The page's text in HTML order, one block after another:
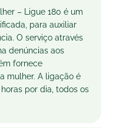
– Ligue 180 é um
para auxiliar
O serviço através
denúncias aos
fornece
mulher. A ligação é
por dia, todos os